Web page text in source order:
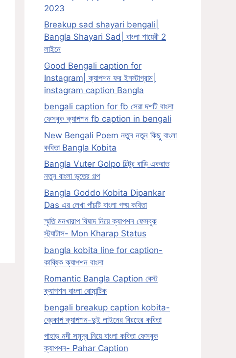
2023
Breakup sad shayari bengali|
Bangla Shayari Sad| বাংলা শায়েরী 2
লাইনে
Good Bengali caption for
Instagram| ক্যাপশন ফর ইনস্টাগ্রাম|
instagram caption Bangla
bengali caption for fb সেরা দশটি বাংলা
ফেসবুক ক্যাপশন fb caption in bengali
New Bengali Poem নতুন নতুন কিছু বাংলা
কবিতা Bangla Kobita
Bangla Vuter Golpo বিল্টুর বাড়ি একরাত
নতুন বাংলা ভুতের গল্প
Bangla Goddo Kobita Dipankar
Das এর লেখা পাঁচটি বাংলা গদ্য় কবিতা
স্মৃতি মনখারাপ বিষাদ নিয়ে ক্যাপশন ফেসবুক
স্ট্যাটাস- Mon Kharap Status
bangla kobita line for caption-
কাব্যিক ক্যাপশন বাংলা
Romantic Bangla Caption বেস্ট
ক্যাপশন বাংলা রোমান্টিক
bengali breakup caption kobita-
ব্রেকাপ ক্যাপশন-দুই লাইনের বিরহের কবিতা
পাহাড় নদী সমুদ্র নিয়ে বাংলা কবিতা ফেসবুক
ক্যাপশন- Pahar Caption